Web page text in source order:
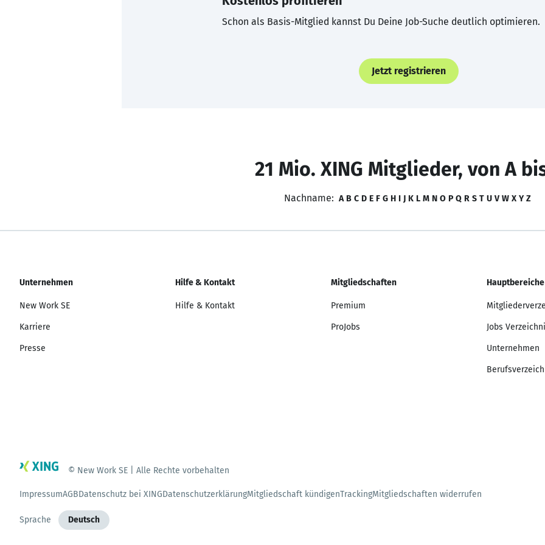
Schon als Basis-Mitglied kannst Du Deine Job-Suche deutlich optimieren.
Jetzt registrieren
21 Mio. XING Mitglieder, von A
Nachname: A B C D E F G H I J K L M N O P Q R S T U V W X Y Z
Unternehmen
New Work SE
Karriere
Presse
Hilfe & Kontakt
Hilfe & Kontakt
Mitgliedschaften
Premium
ProJobs
Hauptbereiche
Jobs
Unternehmen
© New Work SE | Alle Rechte vorbehalten
ImpressumAGBDatenschutz bei XINGDatenschutzerklärungMitgliedschaft kündigenTrackingMitgliedschaften widerrufen
Sprache Deutsch